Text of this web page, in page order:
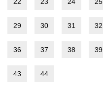
29 30 31 32
36 37 38 39
43 44